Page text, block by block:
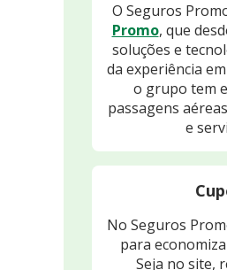
O Seguros
Promo, que
soluções e
da experiência
o grupo tem
passagens
e
No Seguros
para
Seja no site,